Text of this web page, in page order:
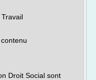
Droit Social sont